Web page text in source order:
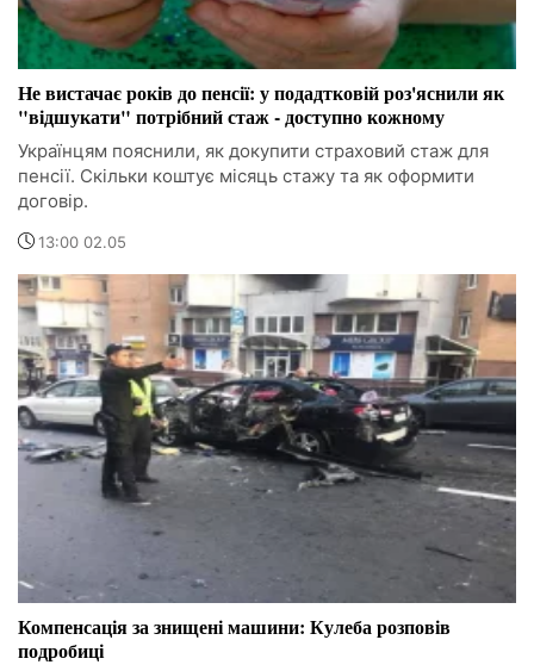
Не вистачає років до пенсії: у подадтковій роз'яснили як
"відшукати" потрібний стаж - доступно кожному
Українцям пояснили, як докупити страховий стаж для
пенсії. Скільки коштує місяць стажу та як оформити
договір.
13:00 02.05
Компенсація за знищені машини: Кулеба розповів
подробиці